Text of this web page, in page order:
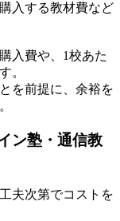
入する教材費など
入費や、1校あた
。
を前提に、余裕を
ン塾・通信教
夫次第でコストを